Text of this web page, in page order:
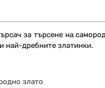
за търсене на
най-дребните златинки.
злато